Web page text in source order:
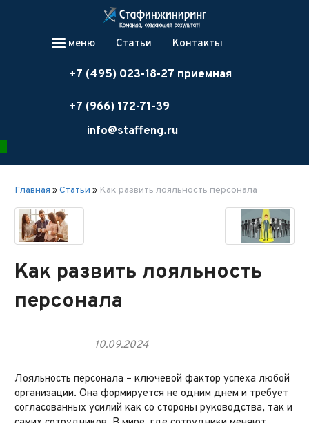
меню Статьи Контакты
+7 (495) 023-18-27 приемная
+7 (966) 172-71-39
info@staffeng.ru
Главная »Статьи » Как развить лояльность персонала
Как развить лояльность
персонала
10.09.2024
Лояльность персонала – ключевой фактор успеха любой
организации. Она формируется не одним днем и требует
согласованных усилий как со стороны руководства, так и